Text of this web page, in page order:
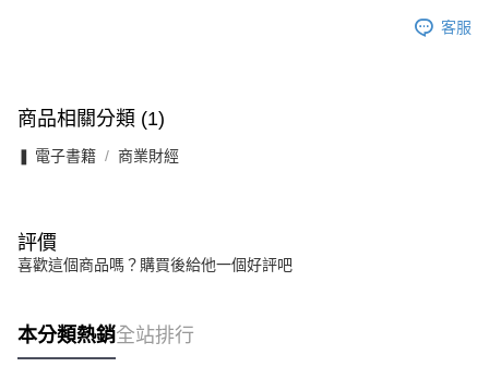
客服
商品相關分類 (1)
❚ 電子書籍 商業財經
評價
喜歡這個商品嗎？購買後給他一個好評吧
本分類熱銷全站排行